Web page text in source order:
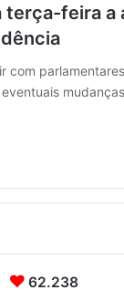
terça-feira a
com
62.238